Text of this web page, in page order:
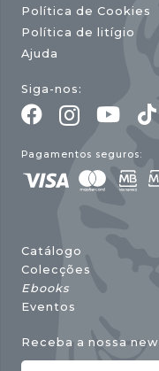
Política de Cookies
Política de litígio
Ajuda
Siga-nos:
Pagamentos seguros:
Catálogo
Colecções
Ebooks
Eventos
Receba a nossa